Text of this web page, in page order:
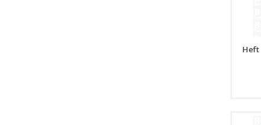
Heft